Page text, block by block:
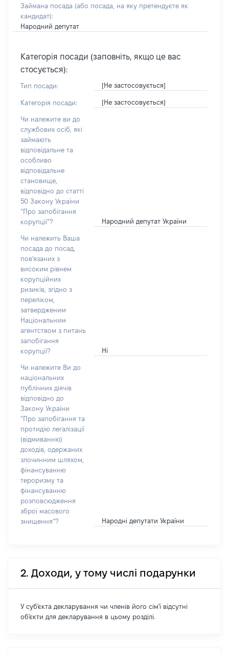
Займана посада (або посада, на яку претендуєте як
кандидат):
Народний депутат
Категорія посади (заповніть, якщо це вас
стосується):
Тип посади: [Не застосовується]
Категорія посади: [Не застосовується]
Чи належите ви до
службових осіб, які
займають
відповідальне та
особливо
відповідальне
становище,
відповідно до статті
50 Закону України
“Про запобігання
корупції”?
Народний депутат України
Чи належить Ваша
посада до посад,
пов'язаних з
високим рівнем
корупційних
ризиків, згідно з
переліком,
затвердженим
Національним
агентством з питань
запобігання
корупції?
Ні
Чи належите Ви до
національних
публічних діячів
відповідно до
Закону України
“Про запобігання та
протидію легалізації
(відмиванню)
доходів, одержаних
злочинним шляхом,
фінансуванню
тероризму та
фінансуванню
розповсюдження
зброї масового
знищення”?
Народні депутати України
2. Доходи, у тому числі подарунки
У суб'єкта декларування чи членів його сім'ї відсутні
об'єкти для декларування в цьому розділі.